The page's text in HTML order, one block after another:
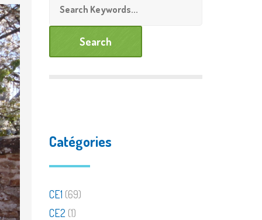
personnaliséeDocuments à télécharger
Catégories
CE1 (69)
CE2 (1)